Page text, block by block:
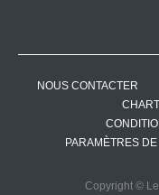
NOUS CONTACTER
PARAMÈTRES
Copyright ©